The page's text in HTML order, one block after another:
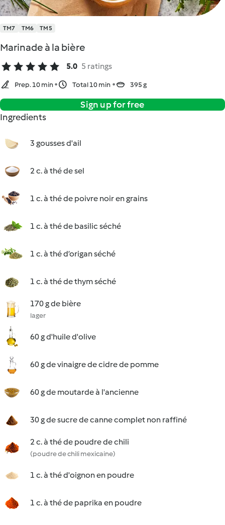
TM7 TM6 TM5
Marinade à la bière
5.0 5 ratings
Prep. 10 min Total 10 min 395 g
Sign up for free
Ingredients
3 gousses d'ail
2 c. à thé de sel
1 c. à thé de poivre noir en grains
1 c. à thé de basilic séché
1 c. à thé d’origan séché
1 c. à thé de thym séché
170 g de bière
lager
60 g d'huile d'olive
60 g de vinaigre de cidre de pomme
60 g de moutarde à l'ancienne
30 g de sucre de canne complet non raffiné
2 c. à thé de poudre de chili
(poudre de chili mexicaine)
1 c. à thé d'oignon en poudre
1 c. à thé de paprika en poudre